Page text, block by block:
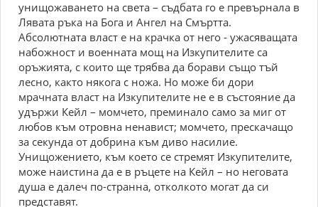
унищожаването на света – съдбата го е превърнала в
Лявата ръка на Бога и Ангел на Смъртта.
Абсолютната власт е на крачка от него - ужасяващата
набожност и военната мощ на Изкупителите са
оръжията, с които ще трябва да борави също тъй
лесно, както някога с ножа. Но може би дори
мрачната власт на Изкупителите не е в състояние да
удържи Кейл – момчето, преминало само за миг от
любов към отровна ненавист; момчето, прескачащо
за секунда от добрина към диво насилие.
Унищожението, към което се стремят Изкупителите,
може наистина да е в ръцете на Кейл – но неговата
душа е далеч по-странна, отколкото могат да си
представят.